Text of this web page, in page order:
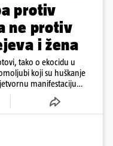
protiv
ne protiv
i žena
tako o ekocidu u
koji su huškanje
manifestaciju